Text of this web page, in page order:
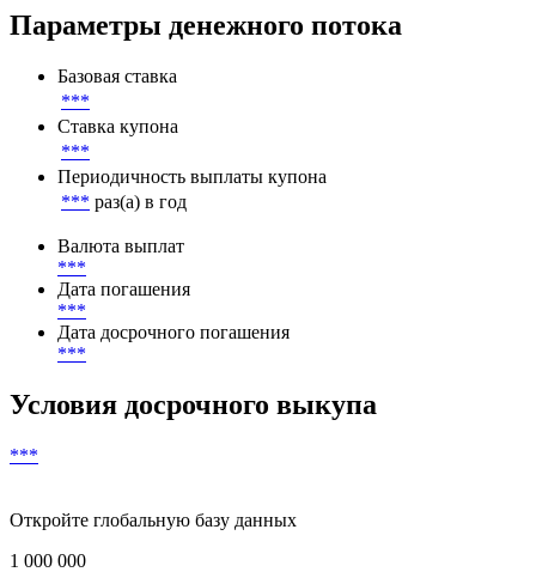
Параметры денежного потока
Базовая ставка
***
Ставка купона
***
Периодичность выплаты купона
*** раз(а) в год
Валюта выплат
***
Дата погашения
***
Дата досрочного погашения
***
Условия досрочного выкупа
***
Откройте глобальную базу данных
1 000 000